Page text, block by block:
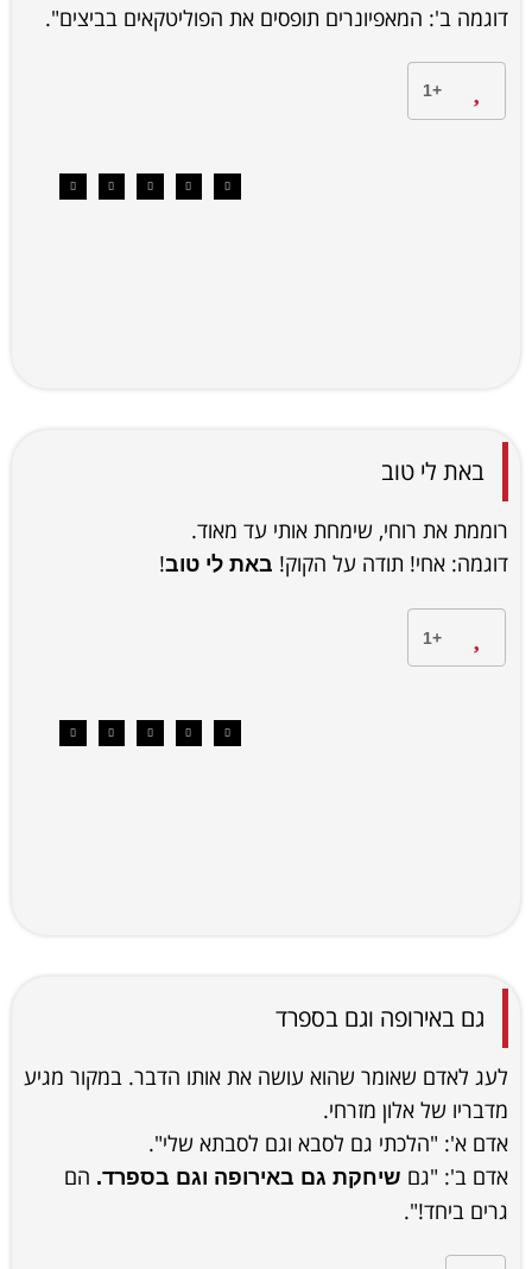
דוגמה ב': המאפיונרים תופסים את הפוליטקאים בביצים".
+1
באת לי טוב
רוממת את רוחי, שימחת אותי עד מאוד.
דוגמה: אחי! תודה על הקוק! באת לי טוב!
+1
גם באירופה וגם בספרד
לעג לאדם שאומר שהוא עושה את אותו הדבר. במקור מגיע
מדבריו של אלון מזרחי.
אדם א': "הלכתי גם לסבא וגם לסבתא שלי".
אדם ב': "גם שיחקת גם באירופה וגם בספרד. הם
גרים ביחד!".